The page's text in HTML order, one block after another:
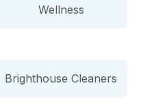
Wellness
Brighthouse Cleaners